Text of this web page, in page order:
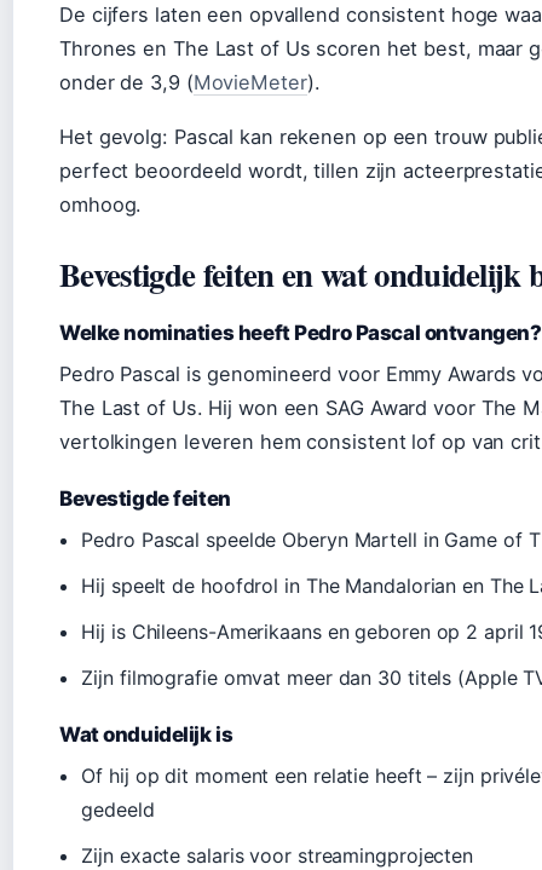
De cijfers laten een opvallend consistent hoge
Thrones en The Last of Us scoren het best, maar
onder de 3,9 (MovieMeter).
Het gevolg: Pascal kan rekenen op een trouw
perfect beoordeeld wordt, tillen zijn
omhoog.
Bevestigde feiten en wat onduidelijk
Welke nominaties heeft Pedro Pascal ontvangen?
Pedro Pascal is genomineerd voor Emmy Awards
The Last of Us. Hij won een SAG Award voor The
vertolkingen leveren hem consistent lof op van
Bevestigde feiten
Pedro Pascal speelde Oberyn Martell in Game of
Hij speelt de hoofdrol in The Mandalorian en The
Hij is Chileens-Amerikaans en geboren op 2 april
Zijn filmografie omvat meer dan 30 titels (Apple
Wat onduidelijk is
Of hij op dit moment een relatie heeft – zijn
gedeeld
Zijn exacte salaris voor streamingprojecten